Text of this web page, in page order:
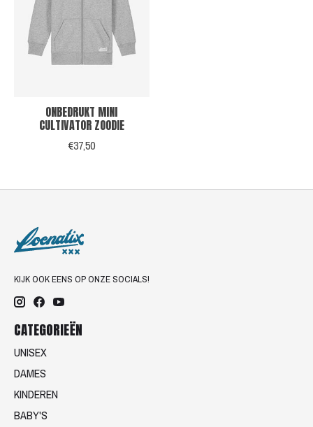
ONBEDRUKT MINI
CULTIVATOR ZOODIE
€37,50
KIJK OOK EENS OP ONZE SOCIALS!
CATEGORIEËN
UNISEX
DAMES
KINDEREN
BABY'S